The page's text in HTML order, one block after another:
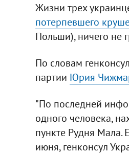
Жизни трех
потерпевшего
Польши), ничего не
По словам
партии Юрия
"По последней
одного человека,
пункте Рудня Мала.
июня, генконсул